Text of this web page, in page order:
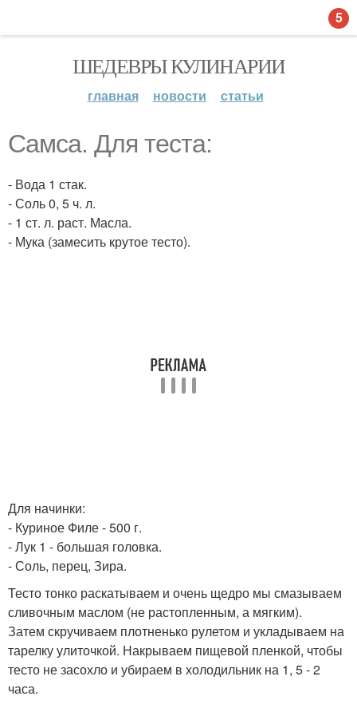
ШЕДЕВРЫ КУЛИНАРИИ
главная новости статьи
Самса. Для теста:
- Вода 1 стак.
- Соль 0, 5 ч. л.
- 1 ст. л. раст. Масла.
- Мука (замесить крутое тесто).
Для начинки:
- Куриное Филе - 500 г.
- Лук 1 - большая головка.
- Соль, перец, Зира.
Тесто тонко раскатываем и очень щедро мы смазываем
сливочным маслом (не растопленным, а мягким).
Затем скручиваем плотненько рулетом и укладываем на
тарелку улиточкой. Накрываем пищевой пленкой, чтобы
тесто не засохло и убираем в холодильник на 1, 5 - 2
часа.
5